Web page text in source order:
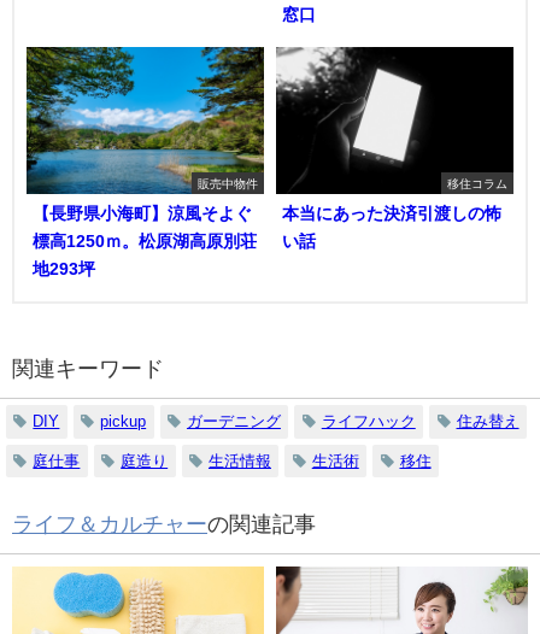
窓口
販売中物件
【長野県小海町】涼風そよぐ
標高1250ｍ。松原湖高原別荘
地293坪
移住コラム
本当にあった決済引渡しの怖
い話
関連キーワード
DIY pickup ガーデニング ライフハック 住み替え
庭仕事 庭造り 生活情報 生活術 移住
ライフ＆カルチャーの関連記事